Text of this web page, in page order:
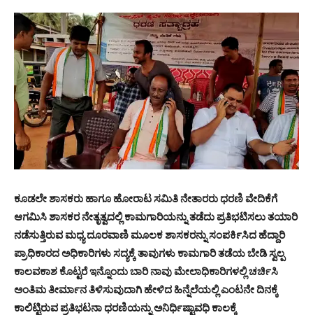
ಕೂಡಲೇ ಶಾಸಕರು ಹಾಗೂ ಹೋರಾಟ ಸಮಿತಿ ನೇತಾರರು ಧರಣಿ ವೇದಿಕೆಗೆ
ಆಗಮಿಸಿ ಶಾಸಕರ ನೇತೃತ್ವದಲ್ಲಿ ಕಾಮಗಾರಿಯನ್ನು ತಡೆದು ಪ್ರತಿಭಟಿಸಲು ತಯಾರಿ
ನಡೆಸುತ್ತಿರುವ ಮಧ್ಯ ದೂರವಾಣಿ ಮೂಲಕ ಶಾಸಕರನ್ನು ಸಂಪರ್ಕಿಸಿದ ಹೆದ್ದಾರಿ
ಪ್ರಾಧಿಕಾರದ ಅಧಿಕಾರಿಗಳು ಸದ್ಯಕ್ಕೆ ತಾವುಗಳು ಕಾಮಗಾರಿ ತಡೆಯ ಬೇಡಿ ಸ್ವಲ್ಪ
ಕಾಲವಕಾಶ ಕೊಟ್ಟರೆ ಇನ್ನೊಂದು ಬಾರಿ ನಾವು ಮೇಲಾಧಿಕಾರಿಗಳಲ್ಲಿ ಚರ್ಚಿಸಿ
ಅಂತಿಮ ತೀರ್ಮಾನ ತಿಳಿಸುವುದಾಗಿ ಹೇಳಿದ ಹಿನ್ನೆಲೆಯಲ್ಲಿ ಎಂಟನೇ ದಿನಕ್ಕೆ
ಕಾಲಿಟ್ಟಿರುವ ಪ್ರತಿಭಟನಾ ಧರಣಿಯನ್ನು ಅನಿರ್ಧಿಷ್ಟಾವಧಿ ಕಾಲಕ್ಕೆ